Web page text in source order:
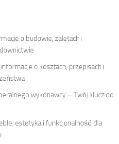
o budowie, zaletach i
o kosztach, przepisach i
wykonawcy – Twój klucz do
estetyka i funkcjonalność dla